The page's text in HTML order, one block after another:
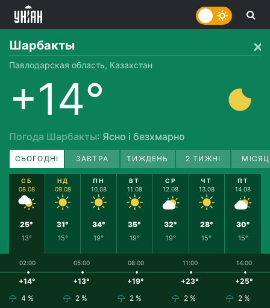
Шарбакты
Павлодарская область, Казахстан
+14°
Погода Шарбакты: Ясно і безхмарно
СЬОГОДНІ ЗАВТРА ТИЖДЕНЬ 2 ТИЖНІ
СБ
08.08
25°
13°
НД
09.08
31°
15°
ПН
10.08
34°
19°
ВТ
11.08
35°
19°
СР
12.08
32°
19°
ЧТ
13.08
28°
15°
ПТ
14.08
30°
15°
02:00
+14°
4 %
05:00
+13°
2 %
08:00
+19°
2 %
11:00
+23°
2 %
14:00
+25°
2 %